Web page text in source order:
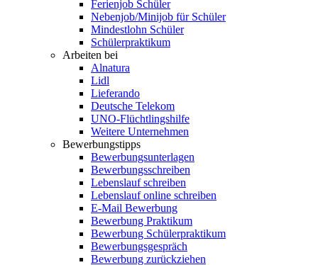
Ferienjob Schüler
Nebenjob/Minijob für Schüler
Mindestlohn Schüler
Schülerpraktikum
Arbeiten bei
Alnatura
Lidl
Lieferando
Deutsche Telekom
UNO-Flüchtlingshilfe
Weitere Unternehmen
Bewerbungstipps
Bewerbungsunterlagen
Bewerbungsschreiben
Lebenslauf schreiben
Lebenslauf online schreiben
E-Mail Bewerbung
Bewerbung Praktikum
Bewerbung Schülerpraktikum
Bewerbungsgespräch
Bewerbung zurückziehen